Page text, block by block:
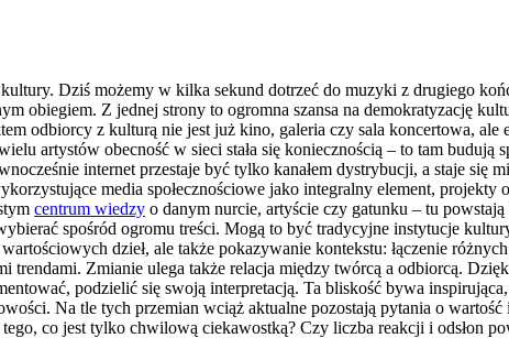
Dziś możemy w kilka sekund dotrzeć do muzyki z drugiego
obiegiem. Z jednej strony to ogromna szansa na demokratyzację
odbiorcy z kulturą nie jest już kino, galeria czy sala koncertowa,
artystów obecność w sieci stała się koniecznością – to tam
internet przestaje być tylko kanałem dystrybucji, a staje się
media społecznościowe jako integralny element,
centrum wiedzy o danym nurcie, artyście czy gatunku – tu
spośród ogromu treści. Mogą to być tradycyjne instytucje
dzieł, ale także pokazywanie kontekstu: łączenie
trendami. Zmianie ulega także relacja między twórcą a odbiorcą.
podzielić się swoją interpretacją. Ta bliskość bywa
Na tle tych przemian wciąż aktualne pozostają pytania o
co jest tylko chwilową ciekawostką? Czy liczba reakcji i odsłon